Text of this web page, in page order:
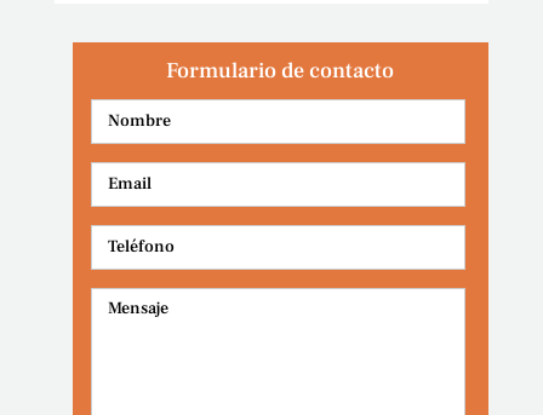
Formulario de contacto